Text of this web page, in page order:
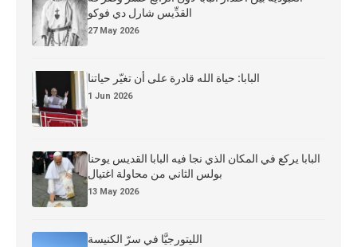
القدِّيس شارل دي فوكو
27 May 2026
البابا: حياة الله قادرة على أن تغيّر حياتنا
1 Jun 2026
البابا يركع في المكان الذي نجا فيه البابا القديس يوحنا
بولس الثاني من محاولة اغتيال
13 May 2026
الليتورجيَّا في سرّ الكنيسة